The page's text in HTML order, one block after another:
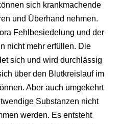
sich krankmachende
und Überhand nehmen.
Fehlbesiedelung und der
nicht mehr erfüllen. Die
sich und wird durchlässig
über den Blutkreislauf im
Aber auch umgekehrt
Substanzen nicht
werden. Es entsteht